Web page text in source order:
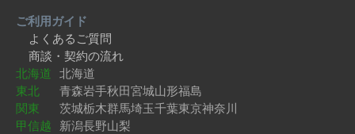
ご利用ガイド
よくあるご質問
商談・契約の流れ
北海道 北海道
東北
青森岩手秋田宮城山形福島
関東
茨城栃木群馬埼玉千葉東京神奈川
甲信越 新潟長野山梨